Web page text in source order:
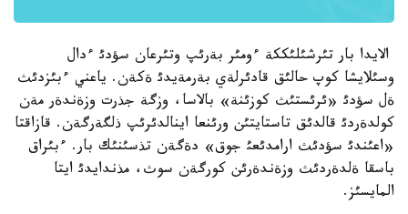
الايدا بار تئرشئلئككة ءومئر بةرئپ وتئرعان سؤدئ ءدال
وسئلايشا كوپ حالئق قادئرلةي بةرمةيدئ ةكةن. ياعني ءبئزدئث
ةل سؤدئ «ئرئستئث كوزئنة» بالاسا، وزگة جذرت وزةندةر مةن
كولدةردئ قالدئق تاستايتئن ورئنعا اينالدئرئپ ذلگةرگةن. قازاقتا
«اعئندئ سؤدئث ارامدئعئ جوق» دةگةن تذسئنئك بار. ءبئراق
باسقا ةلدةردئث وزةندةرئن كورگةن سوث، مذندايدئ ايتا
المايسئز.